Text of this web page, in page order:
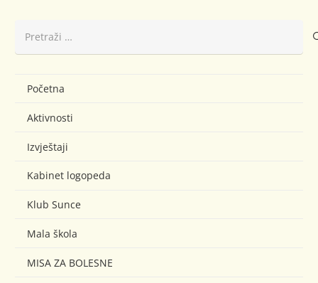
Početna
Aktivnosti
Izvještaji
Kabinet logopeda
Klub Sunce
Mala škola
MISA ZA BOLESNE